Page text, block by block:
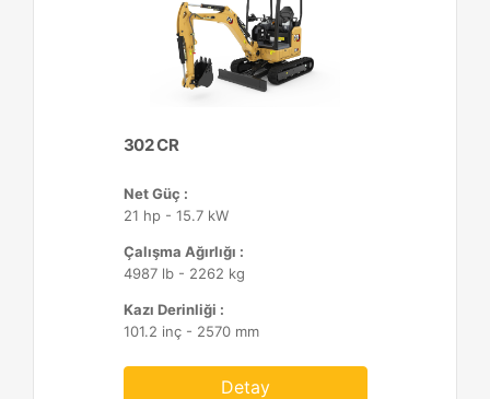
302 CR
Net Güç :
21 hp - 15.7 kW
Çalışma Ağırlığı :
4987 lb - 2262 kg
Kazı Derinliği :
101.2 inç - 2570 mm
Detay